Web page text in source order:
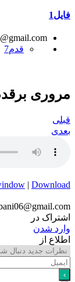
فایل1
قدم7
مروری برقدم
قبلی
بعدی
| Download
اشتراک در
وارد شدن
اطلاع از